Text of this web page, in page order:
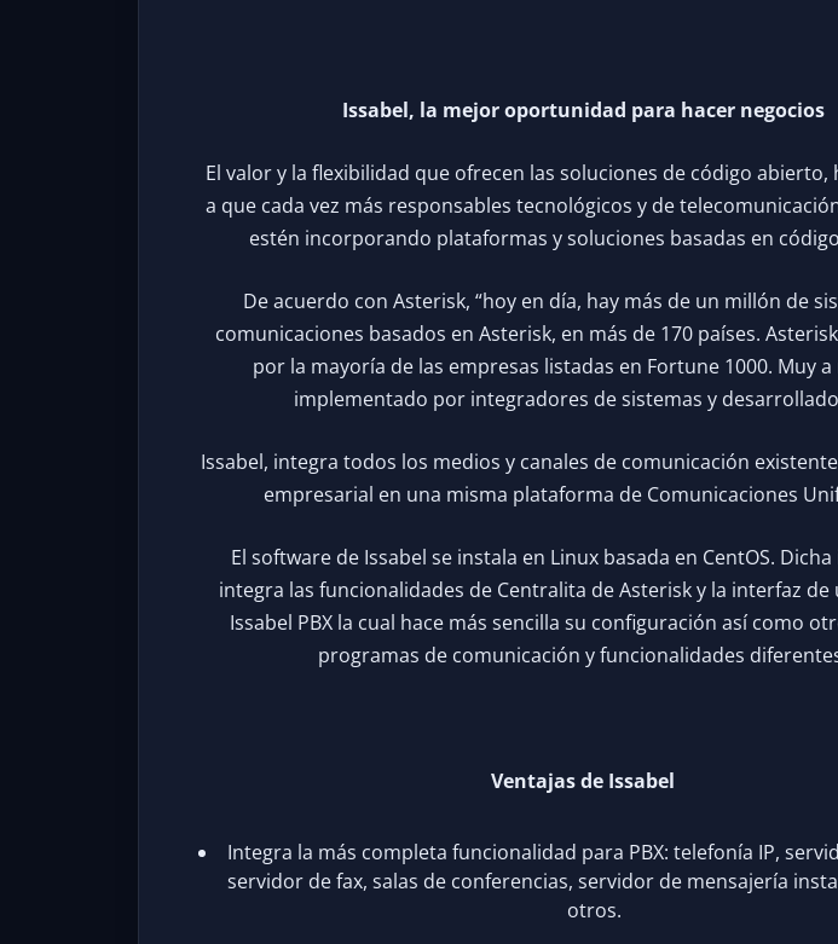
Issabel, la mejor oportunidad para hacer negocios
El valor y la flexibilidad que ofrecen las soluciones de código abierto,
a que cada vez más responsables tecnológicos y de
estén incorporando plataformas y soluciones basadas en
De acuerdo con Asterisk, “hoy en día, hay más de un millón de
comunicaciones basados en Asterisk, en más de 170 países.
por la mayoría de las empresas listadas en Fortune 1000. Muy
implementado por integradores de sistemas y
Issabel, integra todos los medios y canales de comunicación
empresarial en una misma plataforma de Comunicaciones
El software de Issabel se instala en Linux basada en CentOS.
integra las funcionalidades de Centralita de Asterisk y la interfaz de
Issabel PBX la cual hace más sencilla su configuración así como
programas de comunicación y funcionalidades
Ventajas de Issabel
Integra la más completa funcionalidad para PBX: telefonía IP,
servidor de fax, salas de conferencias, servidor de mensajería
otros.